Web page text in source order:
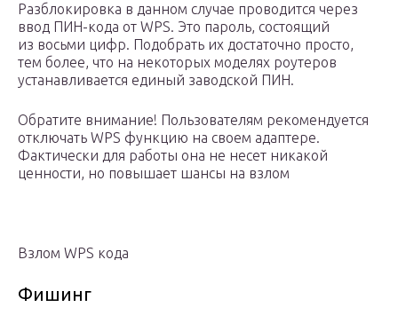
Разблокировка в данном случае проводится через
ввод ПИН-кода от WPS. Это пароль, состоящий
из восьми цифр. Подобрать их достаточно просто,
тем более, что на некоторых моделях роутеров
устанавливается единый заводской ПИН.
Обратите внимание! Пользователям рекомендуется
отключать WPS функцию на своем адаптере.
Фактически для работы она не несет никакой
ценности, но повышает шансы на взлом
Взлом WPS кода
Фишинг